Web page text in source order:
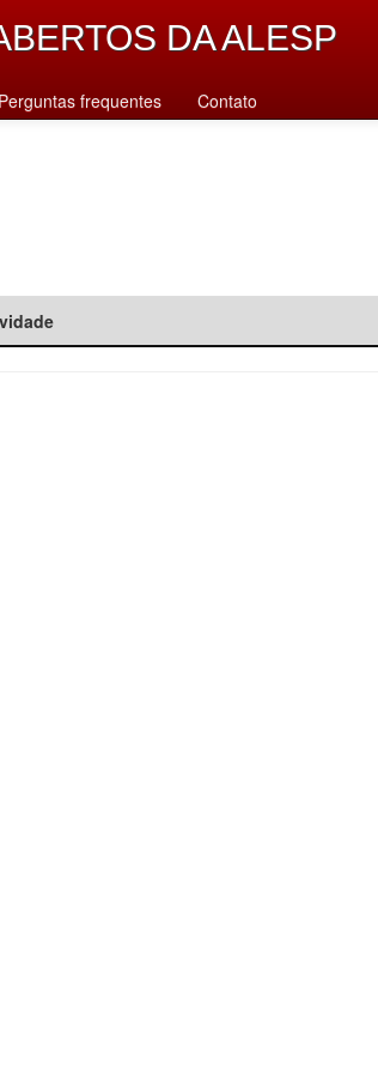
DA ALESP
Perguntas frequentes Contato